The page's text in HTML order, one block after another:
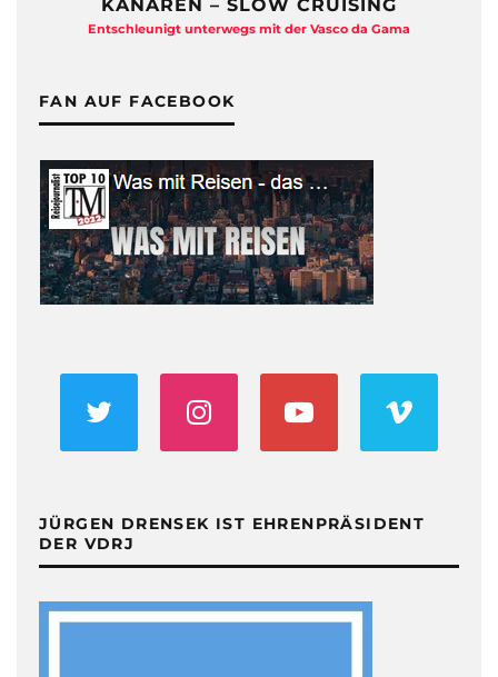
KANAREN – SLOW CRUISING
Entschleunigt unterwegs mit der Vasco da Gama
FAN AUF FACEBOOK
JÜRGEN DRENSEK IST EHRENPRÄSIDENT
DER VDRJ